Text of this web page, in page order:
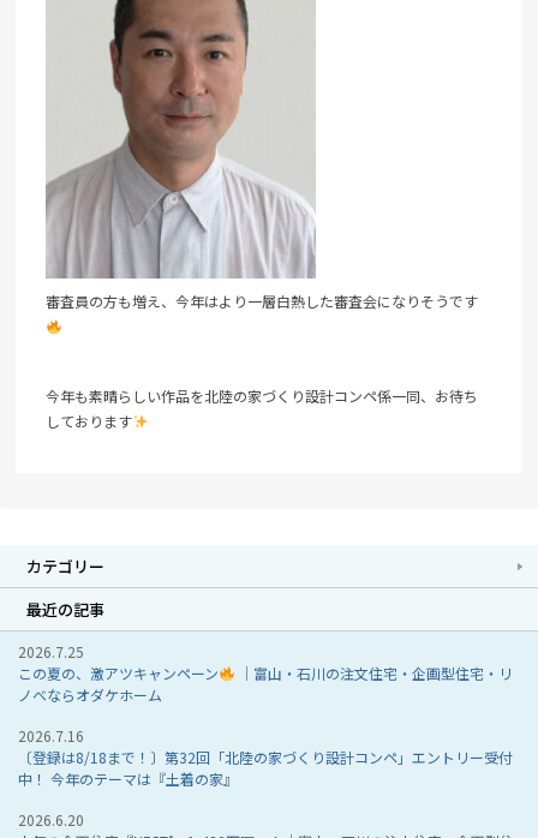
審査員の方も増え、今年はより一層白熱した審査会になりそうです
今年も素晴らしい作品を北陸の家づくり設計コンペ係一同、お待ち
しております
カテゴリー
最近の記事
2026.7.25
この夏の、激アツキャンペーン
｜富山・石川の注文住宅・企画型住宅・リ
ノベならオダケホーム
2026.7.16
〔登録は8/18まで！〕第32回「北陸の家づくり設計コンペ」エントリー受付
中！ 今年のテーマは『土着の家』
2026.6.20